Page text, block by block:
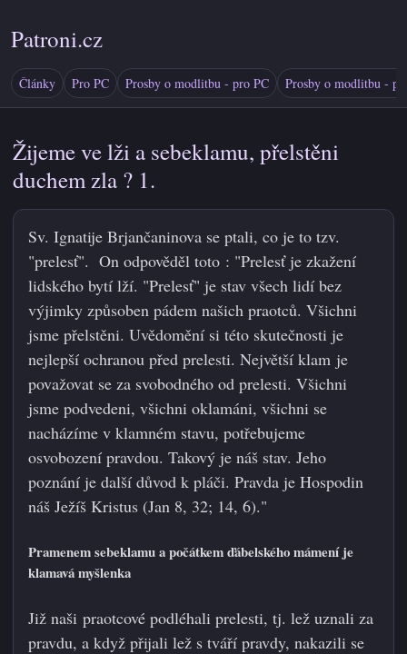
Patroni.cz
Články Pro PC Prosby o modlitbu - pro PC Prosby o modlitbu -
Žijeme ve lži a sebeklamu, přelstěni
duchem zla ? 1.
Sv. Ignatije Brjančaninova se ptali, co je to tzv.
"prelesť". On odpověděl toto : "Prelesť je zkažení
lidského bytí lží. "Prelesť" je stav všech lidí bez
výjimky způsoben pádem našich praotců. Všichni
jsme přelstěni. Uvědomění si této skutečnosti je
nejlepší ochranou před prelesti. Největší klam je
považovat se za svobodného od prelesti. Všichni
jsme podvedeni, všichni oklamáni, všichni se
nacházíme v klamném stavu, potřebujeme
osvobození pravdou. Takový je náš stav. Jeho
poznání je další důvod k pláči. Pravda je Hospodin
náš Ježíš Kristus (Jan 8, 32; 14, 6)."
Pramenem sebeklamu a počátkem ďábelského mámení je
klamavá myšlenka
Již naši praotcové podléhali prelesti, tj. lež uznali za
pravdu, a když přijali lež s tváří pravdy, nakazili se